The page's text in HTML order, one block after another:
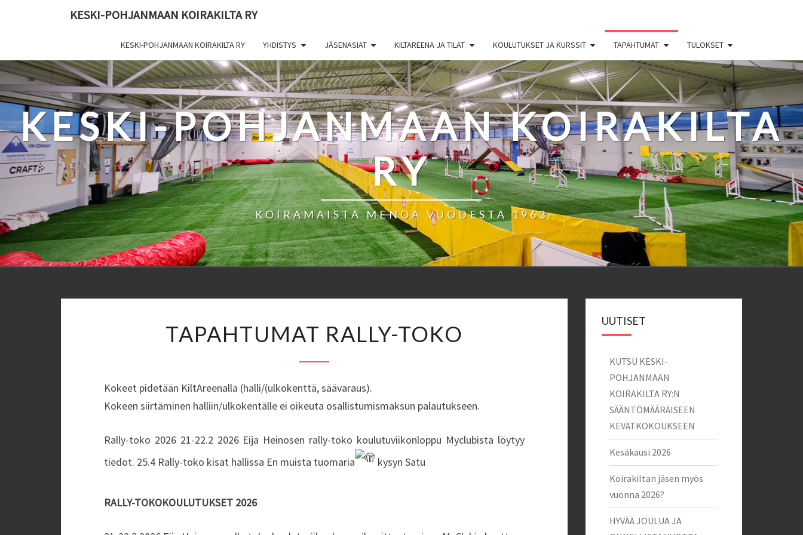
KESKI-POHJANMAAN KOIRAKILTA RY
KESKI-POHJANMAAN KOIRAKILTA RY YHDISTYS JÄSENASIAT KILTAREENA JA TILAT KOULUTUKSET JA KURSSIT TAPAHTUMAT TULOKSET
KESKI-POHJANMAAN KOIRAKILTA
RY
KOIRAMAISTA MENOA VUODESTA 1963
RALLY-
TAPAHTUMAT RALLY-TOKO
Kokeet pidetään KiltAreenalla (halli/(ulkokenttä, säävaraus).
Kokeen siirtäminen halliin/ulkokentälle ei oikeuta osallistumismaksun palautukseen.
Rally-toko 2026 21-22.2 2026 Eija Heinosen rally-toko koulutuviikonloppu Myclubista löytyy
tiedot. 25.4 Rally-toko kisat hallissa En muista tuomaria
kysyn Satu
RALLY-TOKOKOULUTUKSET 2026
UUTISET
KUTSU KESKI-
POHJANMAAN
KOIRAKILTA RY:N
SÄÄNTÖMÄÄRÄISEEN
KEVÄTKOKOUKSEEN
Kesäkausi 2026
Koirakiltan jäsen myös
vuonna 2026?
HYVÄÄ JOULUA JA